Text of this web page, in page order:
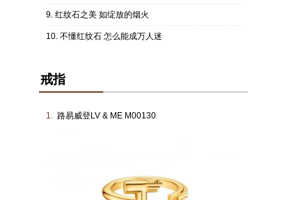
红纹石之美 如绽放的烟火
不懂红纹石 怎么能成万人迷
戒指
1. 路易威登LV & ME M00130